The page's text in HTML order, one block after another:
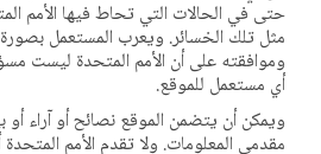
حتى في الحالات التي تحاط فيها الأمم
مثل تلك الخسائر. ويعرب المستعمل
وموافقته على أن الأمم المتحدة ليست
أي مستعمل للموقع.
ويمكن أن يتضمن الموقع نصائح أو آراء أو
مقدمي المعلومات. ولا تقدم الأمم المتحدة